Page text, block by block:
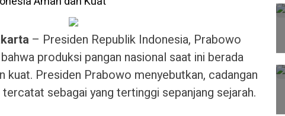
– Presiden Republik Indonesia, Prabowo
produksi pangan nasional saat ini berada
kuat. Presiden Prabowo menyebutkan, cadangan
sebagai yang tertinggi sepanjang sejarah.